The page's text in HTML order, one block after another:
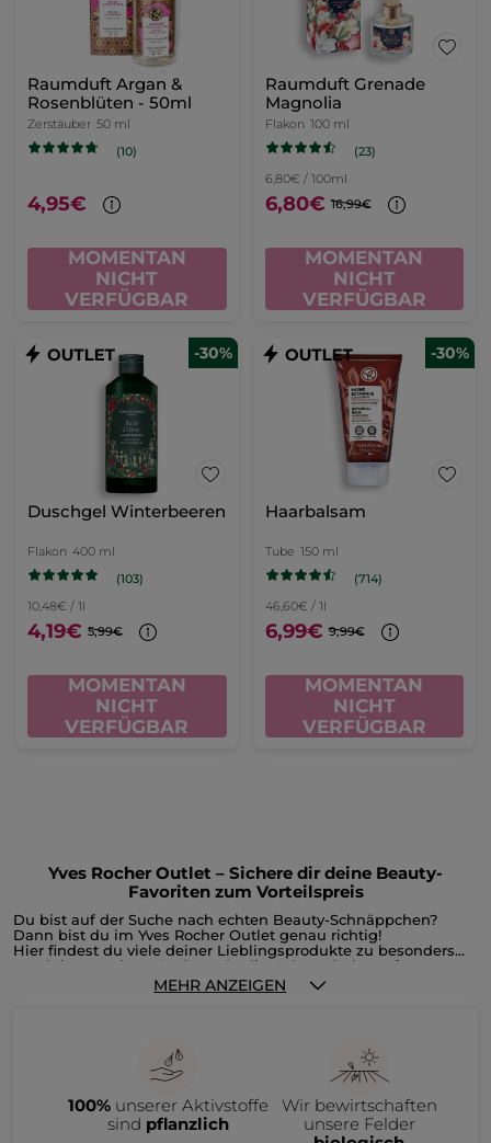
Raumduft Argan &
Rosenblüten - 50ml
Zerstäuber 50 ml
(10)
4,95€
MOMENTAN
NICHT
VERFÜGBAR
Raumduft Grenade
Magnolia
Flakon 100 ml
(23)
6,80€ / 100ml
6,80€ 16,99€
MOMENTAN
NICHT
VERFÜGBAR
-30%
Duschgel Winterbeeren
Flakon 400 ml
(103)
10,48€ / 1l
4,19€ 5,99€
MOMENTAN
NICHT
VERFÜGBAR
-30%
Haarbalsam
Tube 150 ml
(714)
46,60€ / 1l
6,99€ 9,99€
MOMENTAN
NICHT
VERFÜGBAR
Yves Rocher Outlet – Sichere dir deine Beauty-
Favoriten zum Vorteilspreis
Du bist auf der Suche nach echten Beauty-Schnäppchen?
Dann bist du im Yves Rocher Outlet genau richtig!
Hier findest du viele deiner Lieblingsprodukte zu besonders
attraktiven Preisen. Du hast du die Gelegenheit, Parfums,
Gesichts- und Körperpflege, Make-up, Reste der
Weihnachtskollektion oder Accessoires reduziert zu shoppen,
Im Yves Rocher Outlet erwarten dich zahlreiche Beauty-
Produkte zu attraktiven Preisen, darunter:
• Gesichtspflege wie Tages- und Nachtcremes, Seren oder
Make-up-Entferner
• Haarpflege wie Shampoos, Spülungen und Haarmasken
• Make-up & Accessoires wie Foundation, Rouge, Lidschatten,
MEHR ANZEIGEN
100%unserer Aktivstoffe
sind pflanzlich
Wir bewirtschaften
unsere Felder